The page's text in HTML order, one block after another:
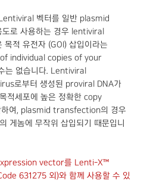
벡터를 일반 plasmid
로 사용하는 경우 lentiviral
적 유전자 (GOI) 삽입이라는
individual copies of your
는 없습니다. Lentiviral
로부터 생성된 proviral DNA가
적세포에 높은 정확한 copy
여, plasmid transfection의 경우
게놈에 무작위 삽입되기 때문입니
vector를 Lenti-X™
631275 외)와 함께 사용할 수 있